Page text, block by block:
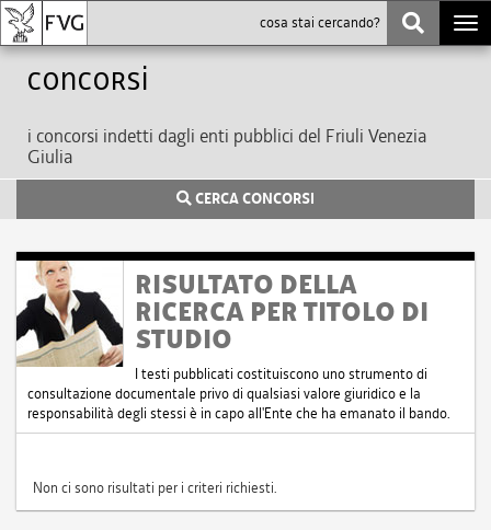
Concorsi
i concorsi indetti dagli enti pubblici del Friuli Venezia
Giulia
CERCA CONCORSI
RISULTATO DELLA
RICERCA PER TITOLO DI
STUDIO
I testi pubblicati costituiscono uno strumento di
consultazione documentale privo di qualsiasi valore giuridico e la
responsabilità degli stessi è in capo all'Ente che ha emanato il bando.
Non ci sono risultati per i criteri richiesti.